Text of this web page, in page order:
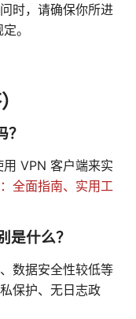
时，请确保你所进
。
VPN 客户端来实
全面指南、实用工
是什么？
数据安全性较低等
保护、无日志政